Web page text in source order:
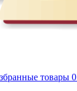
товары 0